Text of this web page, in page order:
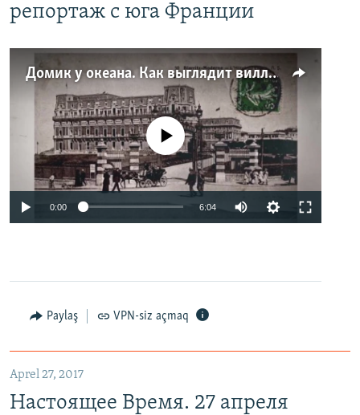
репортаж с юга Франции
Домик у океана. Как выглядит вилла для Людмилы Путиной – репортаж с юга Франции
No media source currently available
0:00 6:04
Paylaş VPN-siz açmaq
Aprel 27, 2017
Настоящее Время. 27 апреля